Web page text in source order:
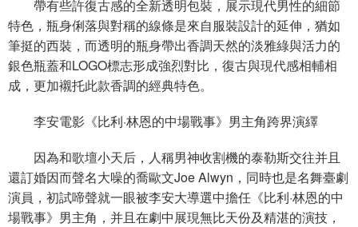
帶有些許復古感的全新透明包裝，展示現代男性的細節
特色，瓶身俐落與對稱的線條是來自服裝設計的延伸，猶如
筆挺的西裝，而透明的瓶身帶出香調天然的淡雅綠與活力的
銀色瓶蓋和LOGO標志形成強烈對比，復古與現代感相輔相
成，更加襯托此款香調的經典特色。
李安電影《比利·林恩的中場戰事》男主角跨界演繹
因為和歌壇小天后，人稱男神收割機的泰勒斯交往并且
還訂婚因而聲名大噪的喬歐文Joe Alwyn，同時也是名舞臺劇
演員，初試啼聲就一眼被李安大導選中擔任《比利·林恩的中
場戰事》男主角，并且在劇中展現無比天份及精湛的演技，